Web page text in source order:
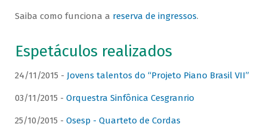
Saiba como funciona a reserva de ingressos.
Espetáculos realizados
24/11/2015 - Jovens talentos do “Projeto Piano Brasil VII”
03/11/2015 - Orquestra Sinfônica Cesgranrio
25/10/2015 - Osesp - Quarteto de Cordas